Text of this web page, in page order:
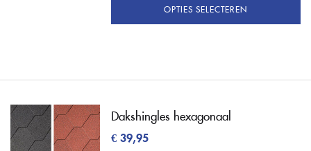
OPTIES SELECTEREN
Dakshingles hexagonaal
€39,95